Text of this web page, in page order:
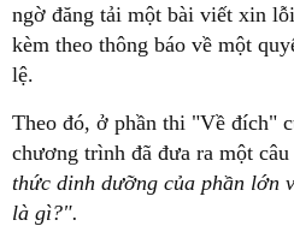
ngờ đăng tải một bài viết xin
kèm theo thông báo về một
lệ.
Theo đó, ở phần thi "Về đích"
chương trình đã đưa ra một
thức dinh dưỡng của phần lớn
là gì?".